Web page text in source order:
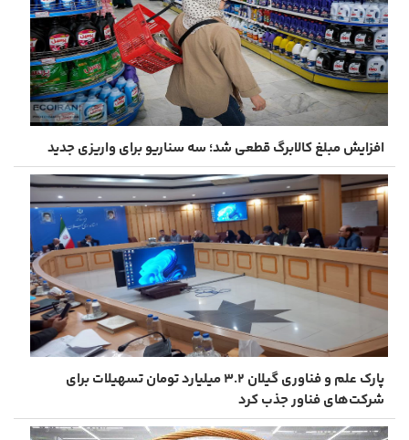
افزایش مبلغ کالابرگ قطعی شد؛ سه سناریو برای واریزی جدید
پارک علم و فناوری گیلان ۳.۲ میلیارد تومان تسهیلات برای
شرکت‌های فناور جذب کرد